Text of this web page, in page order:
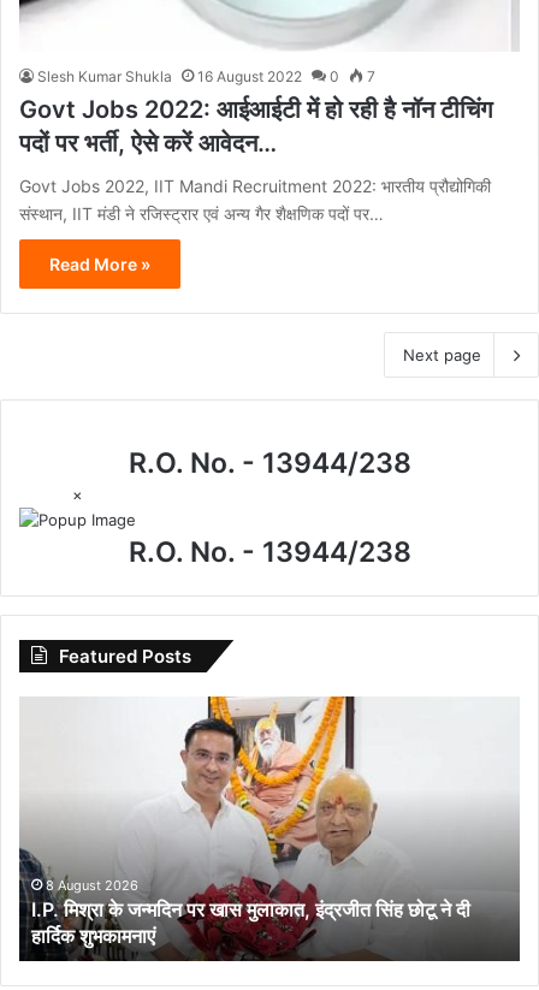
Slesh Kumar Shukla 16 August 2022 0 7
Govt Jobs 2022: आईआईटी में हो रही है नॉन टीचिंग
पदों पर भर्ती, ऐसे करें आवेदन…
Govt Jobs 2022, IIT Mandi Recruitment 2022: भारतीय प्रौद्योगिकी
संस्थान, IIT मंडी ने रजिस्ट्रार एवं अन्य गैर शैक्षणिक पदों पर…
Read More »
Next page
R.O. No. - 13944/238
×
R.O. No. - 13944/238
Featured Posts
मुलाकात,
इंद्रजीत
सिंह
छोटू
ने
दी
8 August 2026
I.P. मिश्रा के जन्मदिन पर खास मुलाकात, इंद्रजीत सिंह छोटू ने दी
हार्दिक शुभकामनाएं